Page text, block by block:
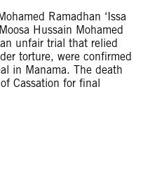
Ramadhan ‘Issa
Hussain Mohamed
unfair trial that relied
torture, were confirmed
in Manama. The death
Cassation for final